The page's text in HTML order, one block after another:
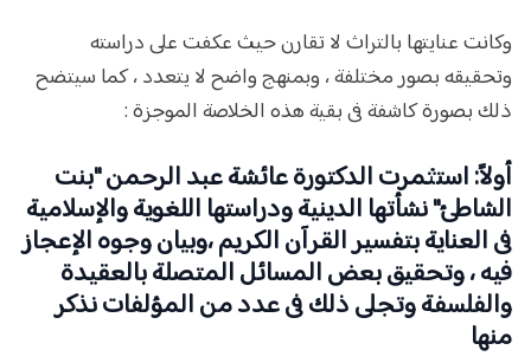
وكانت عنايتها بالتراث لا تقارن حيث عكفت على دراسته
وتحقيقه بصور مختلفة ، وبمنهج واضح لا يتعدد ، كما سيتضح
ذلك بصورة كاشفة فى بقية هذه الخلاصة الموجزة :
أولاً: استثمرت الدكتورة عائشة عبد الرحمن "بنت
الشاطئ" نشأتها الدينية ودراستها اللغوية والإسلامية
فى العناية بتفسير القرآن الكريم ،وبيان وجوه الإعجاز
فيه ، وتحقيق بعض المسائل المتصلة بالعقيدة
والفلسفة وتجلى ذلك فى عدد من المؤلفات نذكر
منها